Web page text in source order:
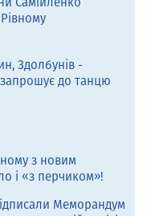
Здолбунів -
запрошує до танцю
з новим
і «з перчиком»!
Меморандум